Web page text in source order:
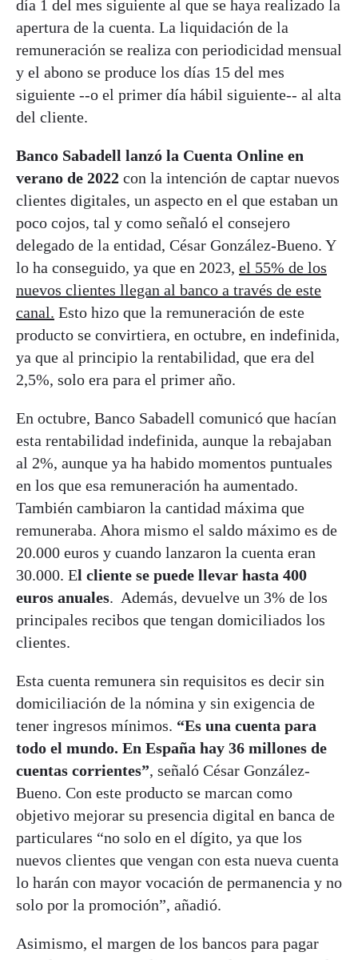
día 1 del mes siguiente al que se haya realizado la
apertura de la cuenta. La liquidación de la
remuneración se realiza con periodicidad mensual
y el abono se produce los días 15 del mes
siguiente --o el primer día hábil siguiente-- al alta
del cliente.
Banco Sabadell lanzó la Cuenta Online en
verano de 2022 con la intención de captar nuevos
clientes digitales, un aspecto en el que estaban un
poco cojos, tal y como señaló el consejero
delegado de la entidad, César González-Bueno. Y
lo ha conseguido, ya que en 2023, el 55% de los
nuevos clientes llegan al banco a través de este
canal. Esto hizo que la remuneración de este
producto se convirtiera, en octubre, en indefinida,
ya que al principio la rentabilidad, que era del
2,5%, solo era para el primer año.
En octubre, Banco Sabadell comunicó que hacían
esta rentabilidad indefinida, aunque la rebajaban
al 2%, aunque ya ha habido momentos puntuales
en los que esa remuneración ha aumentado.
También cambiaron la cantidad máxima que
remuneraba. Ahora mismo el saldo máximo es de
20.000 euros y cuando lanzaron la cuenta eran
30.000. El cliente se puede llevar hasta 400
euros anuales. Además, devuelve un 3% de los
principales recibos que tengan domiciliados los
clientes.
Esta cuenta remunera sin requisitos es decir sin
domiciliación de la nómina y sin exigencia de
tener ingresos mínimos. “Es una cuenta para
todo el mundo. En España hay 36 millones de
cuentas corrientes”, señaló César González-
Bueno. Con este producto se marcan como
objetivo mejorar su presencia digital en banca de
particulares “no solo en el dígito, ya que los
nuevos clientes que vengan con esta nueva cuenta
lo harán con mayor vocación de permanencia y no
solo por la promoción”, añadió.
Asimismo, el margen de los bancos para pagar